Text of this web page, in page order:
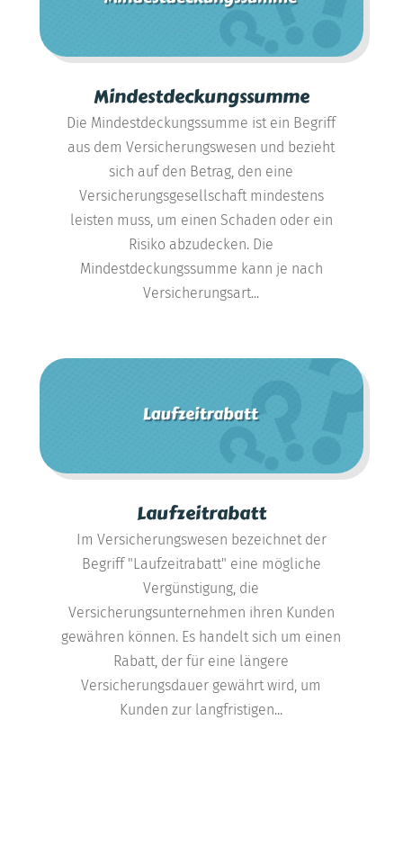
Mindestdeckungssumme
Die Mindestdeckungssumme ist ein Begriff
aus dem Versicherungswesen und bezieht
sich auf den Betrag, den eine
Versicherungsgesellschaft mindestens
leisten muss, um einen Schaden oder ein
Risiko abzudecken. Die
Mindestdeckungssumme kann je nach
Versicherungsart...
Laufzeitrabatt
Im Versicherungswesen bezeichnet der
Begriff "Laufzeitrabatt" eine mögliche
Vergünstigung, die
Versicherungsunternehmen ihren Kunden
gewähren können. Es handelt sich um einen
Rabatt, der für eine längere
Versicherungsdauer gewährt wird, um
Kunden zur langfristigen...